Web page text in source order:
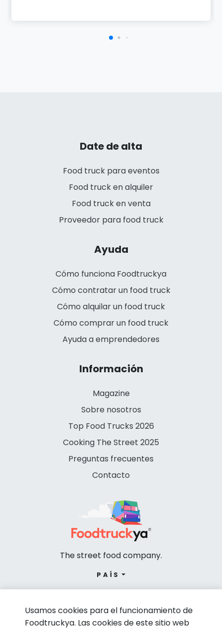
Date de alta
Food truck para eventos
Food truck en alquiler
Food truck en venta
Proveedor para food truck
Ayuda
Cómo funciona Foodtruckya
Cómo contratar un food truck
Cómo alquilar un food truck
Cómo comprar un food truck
Ayuda a emprendedores
Información
Magazine
Sobre nosotros
Top Food Trucks 2026
Cooking The Street 2025
Preguntas frecuentes
Contacto
The street food company.
PAÍS
Usamos cookies para el funcionamiento de
Foodtruckya. Las cookies de este sitio web